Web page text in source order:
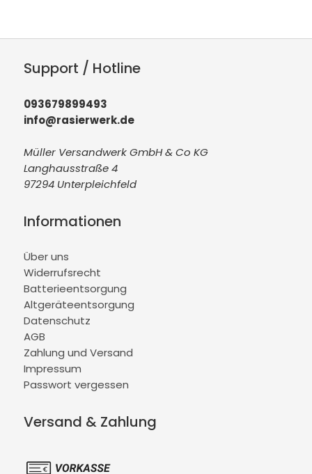
Support / Hotline
093679899493
info@rasierwerk.de
Müller Versandwerk GmbH & Co KG
Langhausstraße 4
97294 Unterpleichfeld
Informationen
Über uns
Widerrufsrecht
Batterieentsorgung
Altgeräteentsorgung
Datenschutz
AGB
Zahlung und Versand
Impressum
Passwort vergessen
Versand & Zahlung